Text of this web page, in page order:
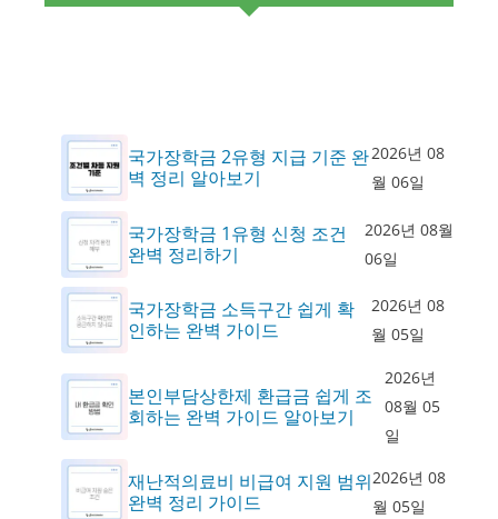
국가장학금 2유형 지급 기준 완
벽 정리 알아보기
2026년 08
월 06일
국가장학금 1유형 신청 조건
완벽 정리하기
2026년 08월
06일
국가장학금 소득구간 쉽게 확
인하는 완벽 가이드
2026년 08
월 05일
본인부담상한제 환급금 쉽게 조
회하는 완벽 가이드 알아보기
2026년
08월 05
일
재난적의료비 비급여 지원 범위
완벽 정리 가이드
2026년 08
월 05일